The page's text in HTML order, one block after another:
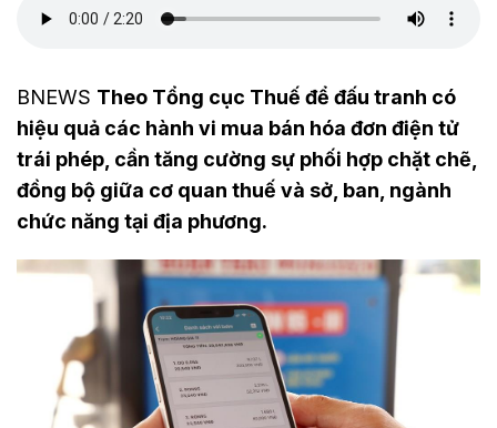
BNEWS Theo Tổng cục Thuế để đấu tranh có
hiệu quả các hành vi mua bán hóa đơn điện tử
trái phép, cần tăng cường sự phối hợp chặt chẽ,
đồng bộ giữa cơ quan thuế và sở, ban, ngành
chức năng tại địa phương.